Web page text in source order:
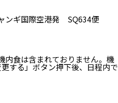
ンギ国際空港発 SQ634便
内食は含まれておりません。機
する」ボタン押下後、日程内で